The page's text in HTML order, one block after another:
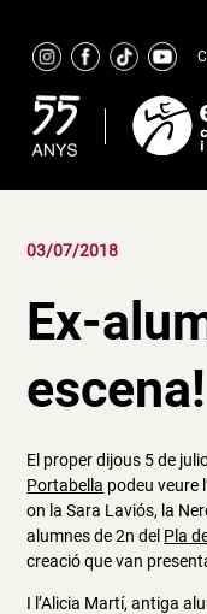
content
03/07/2018
Ex-
escena!
El proper dijous 5 de
Portabella podeu veure
on la Sara Laviós, la
alumnes de 2n del Pla
creació que van
I l’Alicia Martí, antiga